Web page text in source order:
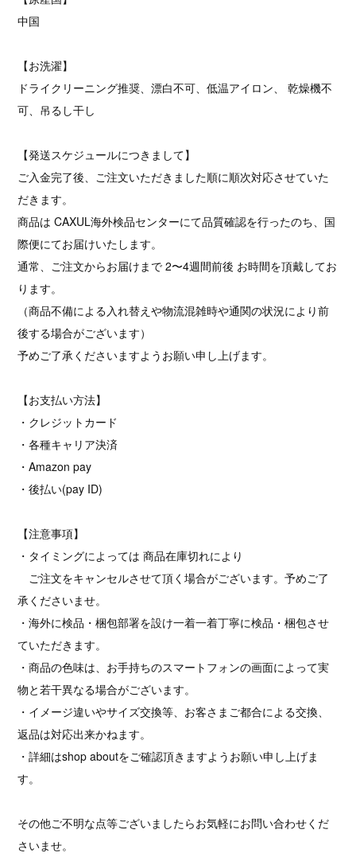
中国
【お洗濯】
ドライクリーニング推奨、漂白不可、低温アイロン、 乾燥機不
可、吊るし干し
【発送スケジュールにつきまして】
ご入金完了後、ご注文いただきました順に順次対応させていた
だきます。
商品は CAXUL海外検品センターにて品質確認を行ったのち、国
際便にてお届けいたします。
通常、ご注文からお届けまで 2〜4週間前後 お時間を頂戴してお
ります。
（商品不備による入れ替えや物流混雑時や通関の状況により前
後する場合がございます）
予めご了承くださいますようお願い申し上げます。
【お支払い方法】
・クレジットカード
・各種キャリア決済
・Amazon pay
・後払い(pay ID)
【注意事項】
・タイミングによっては 商品在庫切れにより
ご注文をキャンセルさせて頂く場合がございます。予めご了
承くださいませ。
・海外に検品・梱包部署を設け一着一着丁寧に検品・梱包させ
ていただきます。
・商品の色味は、お手持ちのスマートフォンの画面によって実
物と若干異なる場合がございます。
・イメージ違いやサイズ交換等、お客さまご都合による交換、
返品は対応出来かねます。
・詳細はshop aboutをご確認頂きますようお願い申し上げま
す。
その他ご不明な点等ございましたらお気軽にお問い合わせくだ
さいませ。